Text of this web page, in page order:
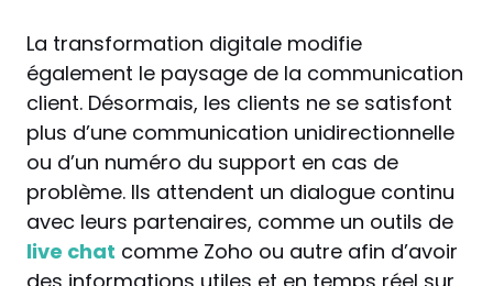
La transformation digitale modifie
également le paysage de la communication
client. Désormais, les clients ne se satisfont
plus d’une communication unidirectionnelle
ou d’un numéro du support en cas de
problème. Ils attendent un dialogue continu
avec leurs partenaires, comme un outils de
live chat comme Zoho ou autre afin d’avoir